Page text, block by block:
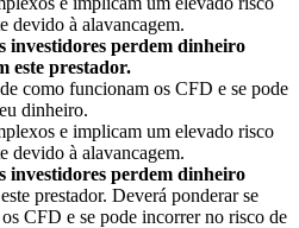
devido à alavancagem.
investidores perdem dinheiro
este prestador.
como funcionam os CFD e se pode
dinheiro.
e implicam um elevado risco
devido à alavancagem.
investidores perdem dinheiro
prestador. Deverá ponderar se
CFD e se pode incorrer no risco de